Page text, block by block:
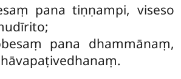
pana tiṇṇampi, viseso
pana dhammānaṃ,